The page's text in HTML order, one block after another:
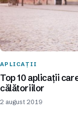
APLICAȚII
Top 10 aplicații
călătoriilor
2 august 2019